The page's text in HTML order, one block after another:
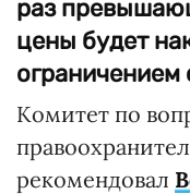
раз
цены будет
ограничением
Комитет по
рекомендовал